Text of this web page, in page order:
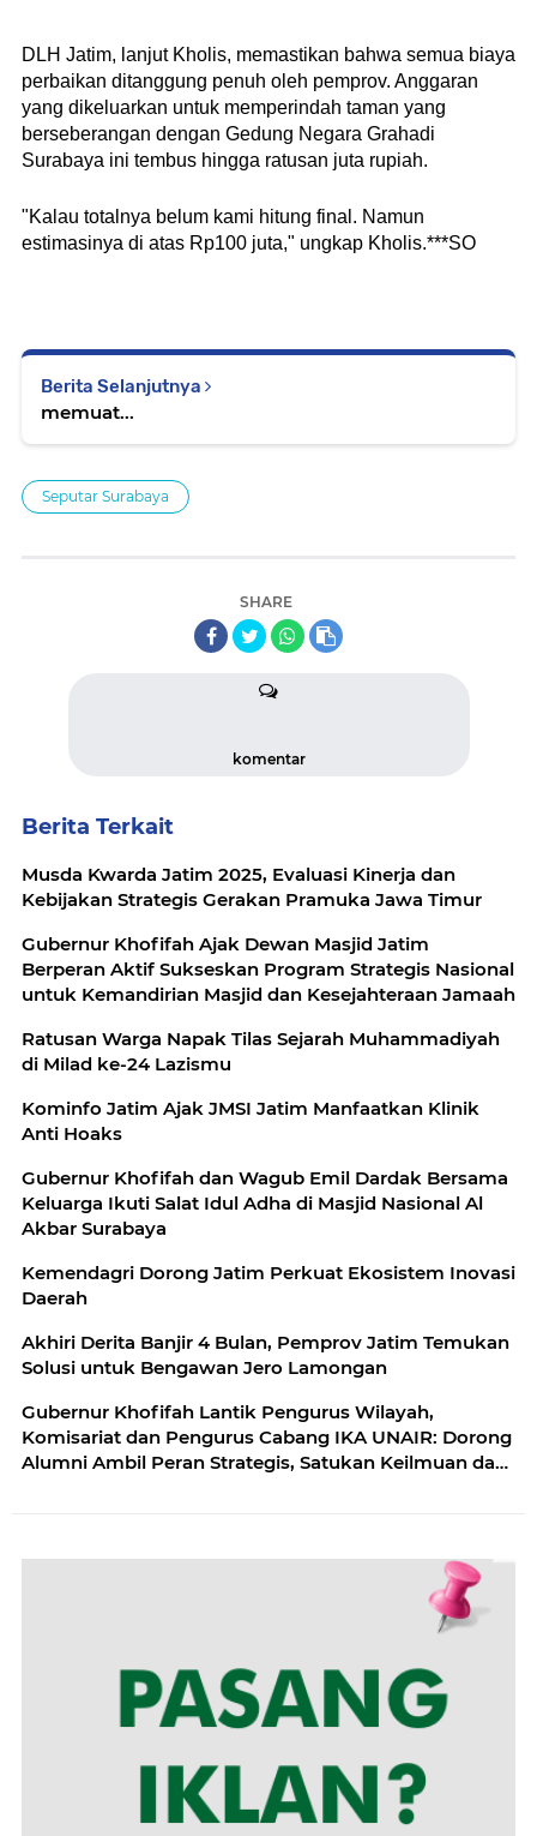
DLH Jatim, lanjut Kholis, memastikan bahwa semua biaya
perbaikan ditanggung penuh oleh pemprov. Anggaran
yang dikeluarkan untuk memperindah taman yang
berseberangan dengan Gedung Negara Grahadi
Surabaya ini tembus hingga ratusan juta rupiah.
"Kalau totalnya belum kami hitung final. Namun
estimasinya di atas Rp100 juta," ungkap Kholis.***SO
Berita Selanjutnya
memuat...
Seputar Surabaya
SHARE
komentar
Berita Terkait
Musda Kwarda Jatim 2025, Evaluasi Kinerja dan
Kebijakan Strategis Gerakan Pramuka Jawa Timur
Gubernur Khofifah Ajak Dewan Masjid Jatim
Berperan Aktif Sukseskan Program Strategis Nasional
untuk Kemandirian Masjid dan Kesejahteraan Jamaah
Ratusan Warga Napak Tilas Sejarah Muhammadiyah
di Milad ke-24 Lazismu
Kominfo Jatim Ajak JMSI Jatim Manfaatkan Klinik
Anti Hoaks
Gubernur Khofifah dan Wagub Emil Dardak Bersama
Keluarga Ikuti Salat Idul Adha di Masjid Nasional Al
Akbar Surabaya
Kemendagri Dorong Jatim Perkuat Ekosistem Inovasi
Daerah
Akhiri Derita Banjir 4 Bulan, Pemprov Jatim Temukan
Solusi untuk Bengawan Jero Lamongan
Gubernur Khofifah Lantik Pengurus Wilayah,
Komisariat dan Pengurus Cabang IKA UNAIR: Dorong
Alumni Ambil Peran Strategis, Satukan Keilmuan dan